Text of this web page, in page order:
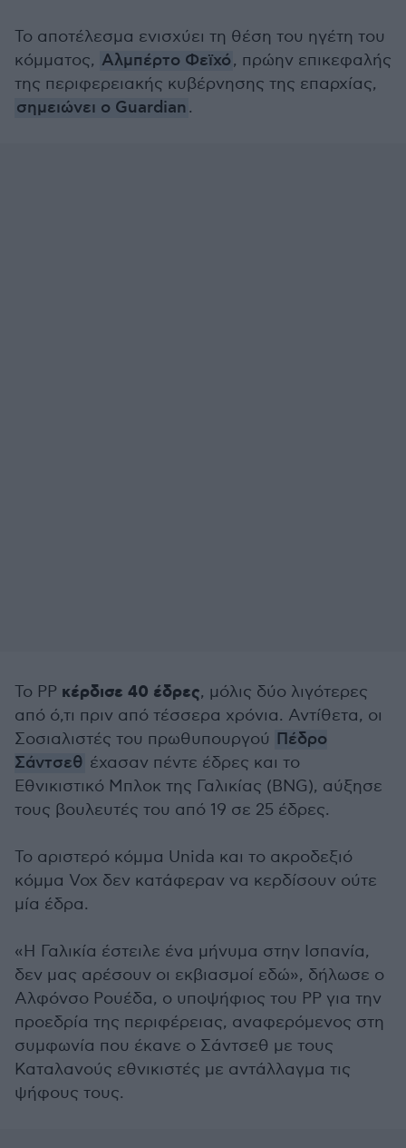
Το αποτέλεσμα ενισχύει τη θέση του ηγέτη του
κόμματος, Αλμπέρτο Φεϊχό, πρώην επικεφαλής
της περιφερειακής κυβέρνησης της επαρχίας,
σημειώνει ο Guardian.
Το PP κέρδισε 40 έδρες, μόλις δύο λιγότερες
από ό,τι πριν από τέσσερα χρόνια. Αντίθετα, οι
Σοσιαλιστές του πρωθυπουργού Πέδρο
Σάντσεθ έχασαν πέντε έδρες και το
Εθνικιστικό Μπλοκ της Γαλικίας (BNG), αύξησε
τους βουλευτές του από 19 σε 25 έδρες.
Το αριστερό κόμμα Unida και το ακροδεξιό
κόμμα Vox δεν κατάφεραν να κερδίσουν ούτε
μία έδρα.
«Η Γαλικία έστειλε ένα μήνυμα στην Ισπανία,
δεν μας αρέσουν οι εκβιασμοί εδώ», δήλωσε ο
Αλφόνσο Ρουέδα, ο υποψήφιος του ΡΡ για την
προεδρία της περιφέρειας, αναφερόμενος στη
συμφωνία που έκανε ο Σάντσεθ με τους
Καταλανούς εθνικιστές με αντάλλαγμα τις
ψήφους τους.